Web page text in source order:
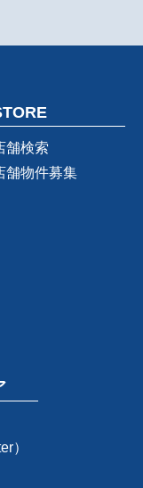
舗検索
舗物件募集
）